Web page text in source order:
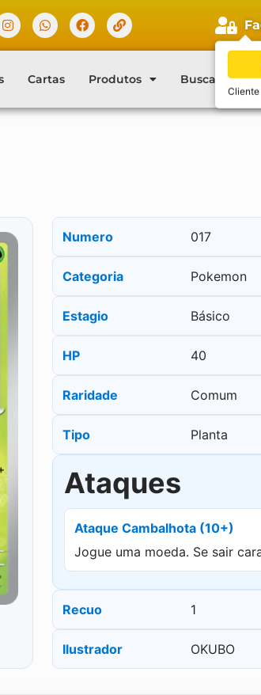
Cartas Produtos Buscar Cartas
Numero 017
Categoria Pokemon
Estagio Básico
HP 40
Raridade Comum
Tipo Planta
Ataques
Ataque Cambalhota (10+)
Jogue uma moeda. Se sair
Recuo 1
Ilustrador OKUBO